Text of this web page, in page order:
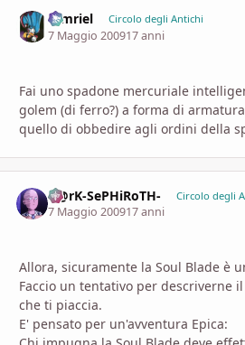
tamriel Circolo degli Antichi
7 Maggio 200917 anni
Fai uno spadone mercuriale
golem (di ferro?) a forma di
quello di obbedire agli ordini della
D@rK-SePHiRoTH- Circolo degli
7 Maggio 200917 anni
Allora, sicuramente la Soul Blade è
Faccio un tentativo per descriverne
che ti piaccia.
E' pensato per un'avventura Epica: